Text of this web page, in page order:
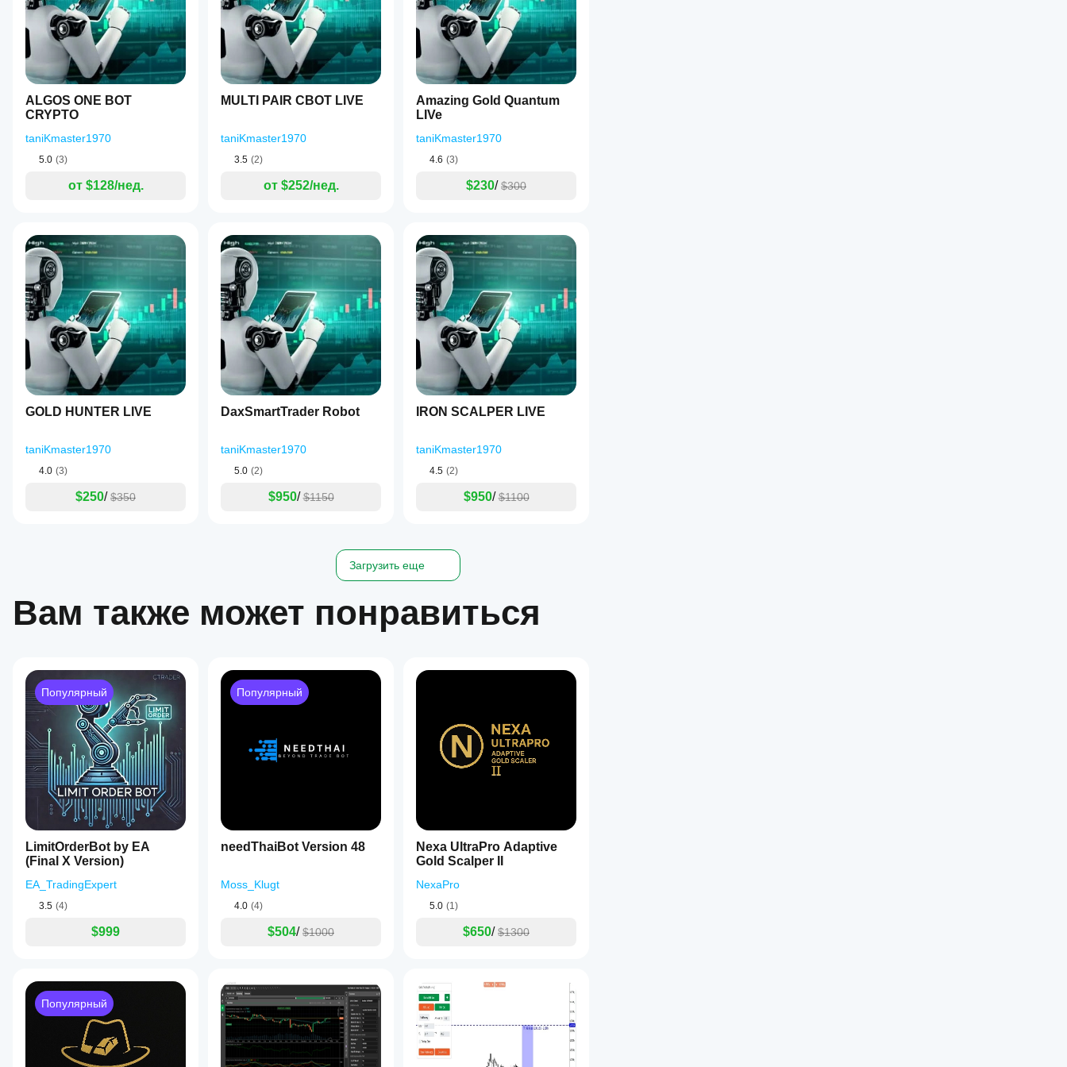
read than
one good
result.
ALGOS ONE BOT
CRYPTO
taniKmaster1970
5.0 (3)
от $128/нед.
MULTI PAIR CBOT LIVE
taniKmaster1970
3.5 (2)
от $252/нед.
Amazing Gold Quantum
LIVe
taniKmaster1970
4.6 (3)
$230/ $300
GOLD HUNTER LIVE
taniKmaster1970
4.0 (3)
$250/ $350
DaxSmartTrader Robot
taniKmaster1970
5.0 (2)
$950/ $1150
IRON SCALPER LIVE
taniKmaster1970
4.5 (2)
$950/ $1100
Загрузить еще
Вам также может понравиться
Популярный
LimitOrderBot by EA
(Final X Version)
EA_TradingExpert
3.5 (4)
$999
Популярный
needThaiBot Version 48
Moss_Klugt
4.0 (4)
$504/ $1000
Nexa UltraPro Adaptive
Gold Scalper II
NexaPro
5.0 (1)
$650/ $1300
Популярный